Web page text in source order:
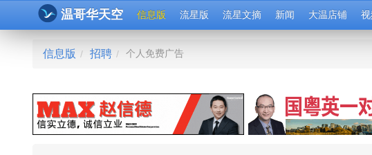
温哥华天空 信息版 流星版 流星文摘 新闻 大温店铺
信息版 / 招聘 / 个人免费广告